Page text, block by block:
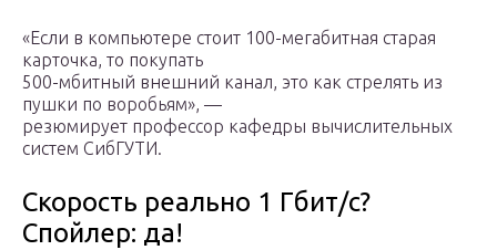
«Если в компьютере стоит 100-мегабитная старая
карточка, то покупать
500-мбитный внешний канал, это как стрелять из
пушки по воробьям», —
резюмирует профессор кафедры вычислительных
систем СибГУТИ.
Скорость реально 1 Гбит/с?
Спойлер: да!